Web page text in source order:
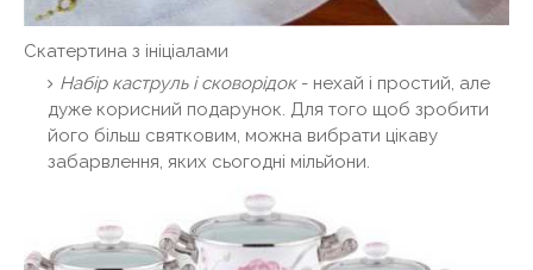
Скатертина з ініціалами
Набір каструль і сковорідок- нехай і простий, але
дуже корисний подарунок. Для того щоб зробити
його більш святковим, можна вибрати цікаву
забарвлення, яких сьогодні мільйони.